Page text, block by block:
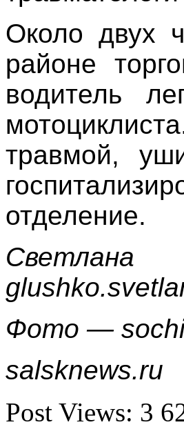
Около двух
районе
водитель
травмой,
отделение.
Фото —
salsknews.ru
Post Views: 3